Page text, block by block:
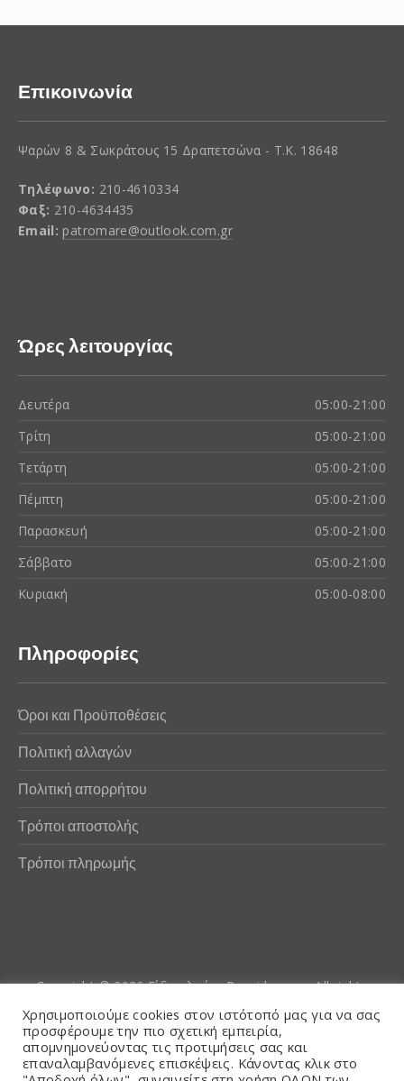
Επικοινωνία
Ψαρών 8 & Σωκράτους 15 Δραπετσώνα - Τ.Κ. 18648
Τηλέφωνο: 210-4610334
Φαξ: 210-4634435
Email: patromare@outlook.com.gr
Ώρες λειτουργίας
Δευτέρα
05:00-21:00
Τρίτη
05:00-21:00
Τετάρτη
05:00-21:00
Πέμπτη
05:00-21:00
Παρασκευή
05:00-21:00
Σάββατο
05:00-21:00
Κυριακή
05:00-08:00
Πληροφορίες
Όροι και Προϋποθέσεις
Πολιτική αλλαγών
Πολιτική απορρήτου
Τρόποι αποστολής
Τρόποι πληρωμής
Copyright © 2026Είδη αλιείας Poseidwnn.gr. All rights
reserved. Powered by
PlexusCore
Όροι και Προϋποθέσεις
Χρησιμοποιούμε cookies στον ιστότοπό μας για να σας
προσφέρουμε την πιο σχετική εμπειρία,
απομνημονεύοντας τις προτιμήσεις σας και
επαναλαμβανόμενες επισκέψεις. Κάνοντας κλικ στο